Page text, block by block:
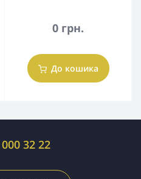
0 грн.
До кошика
32 22